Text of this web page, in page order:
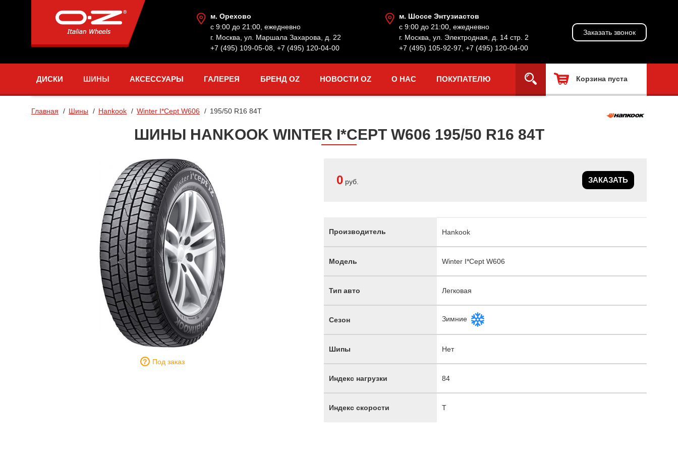
м. Орехово
с 9:00 до 21:00, ежедневно
г. Москва, ул. Маршала Захарова, д. 22
+7 (495) 109-05-08 +7 (495) 120-04-00
м. Шоссе Энтузиастов
с 9:00 до 21:00, ежедневно
г. Москва, ул. Электродная, д. 14 стр. 2
+7 (495) 105-92-97 +7 (495) 120-04-00
Заказать звонок
ДИСКИ ШИНЫ АКСЕССУАРЫ ГАЛЕРЕЯ БРЕНД OZ НОВОСТИ OZ О НАС ПОКУПАТЕЛЮ Корзина пуста
Главная Шины Hankook Winter I*Cept W606 195/50 R16 84T
ШИНЫ HANKOOK WINTER I*CEPT W606 195/50 R16 84T
Под заказ
0 руб. ЗАКАЗАТЬ
Производитель Hankook
Модель Winter I*Cept W606
Тип авто Легковая
Сезон Зимние
Шипы Нет
Индекс нагрузки 84
Индекс скорости T